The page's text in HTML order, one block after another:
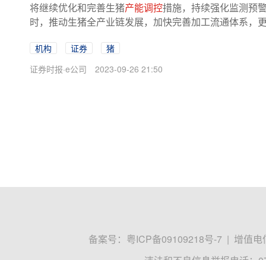
将继续优化和完善生猪产能调控措施，持续强化监测预
时，推动生猪全产业链发展，加快完善加工流通体系，
机构 证券
猪
证券时报·e公司
2023-09-26 21:50
备案号： 粤ICP备09109218号-7 | 增值电